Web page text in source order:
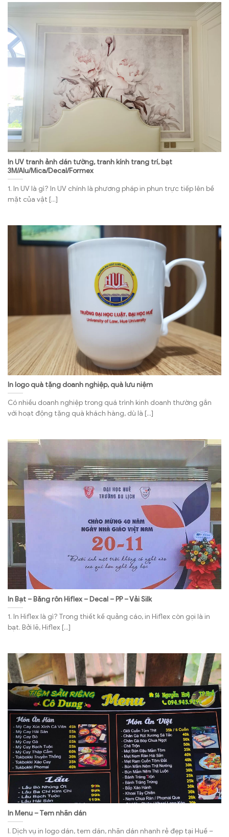
In UV tranh ảnh dán tường, tranh kính trang trí, bạt
3M/Alu/Mica/Decal/Formex
1. In UV là gì? In UV chính là phương pháp in phun trực tiếp lên bề
mặt của vật [...]
In logo quà tặng doanh nghiệp, quà lưu niệm
Có nhiều doanh nghiệp trong quá trình kinh doanh thường gắn
với hoạt động tặng quà khách hàng, dù là [...]
In Bạt – Băng rôn Hiflex – Decal – PP – Vải Silk
1. In Hiflex là gì? Trong thiết kế quảng cáo, in Hiflex còn gọi là in
bạt. Bởi lẽ, Hiflex [...]
In Menu – Tem nhãn dán
I. Dịch vụ in logo dán, tem dán, nhãn dán nhanh rẻ đẹp tại Huế –